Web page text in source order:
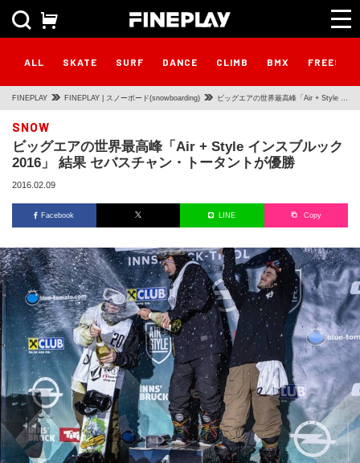
ALL SKATE SURF DANCE CLIMB BMX
FINEPLAY FINEPLAY | スノーボード(snowboarding) ビッグエアの世界最高峰「Air + Style イ
ン・トータントが優勝
SNOW
ビッグエアの世界最高峰「Air + Style インスブルック
2016」 結果 セバスチャン・トータントが優勝
2016.02.09
Facebook LINE Copy